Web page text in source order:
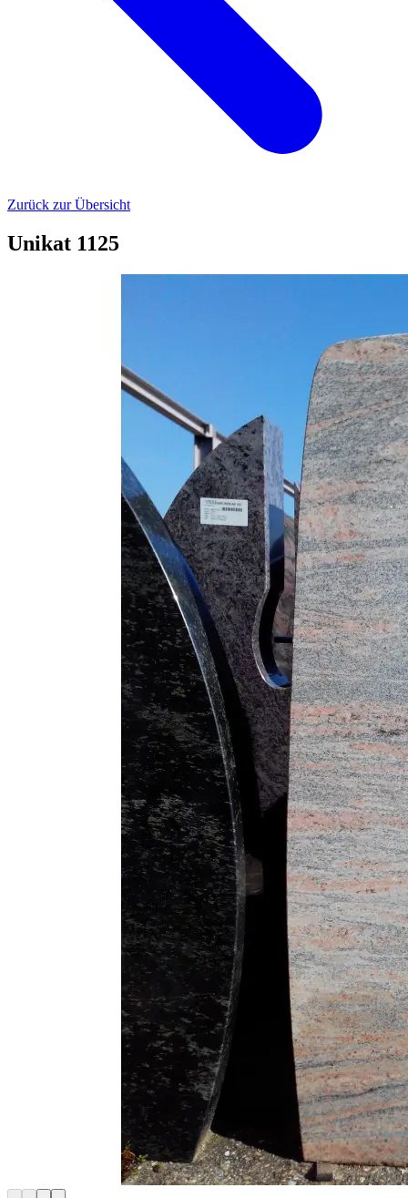
Zurück zur Übersicht
Unikat 1125